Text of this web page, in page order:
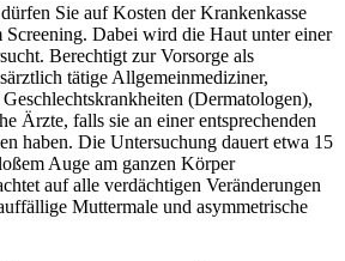
Sie auf Kosten der Krankenkasse
Screening. Dabei wird die Haut unter einer
Berechtigt zur Vorsorge als
tätige Allgemeinmediziner,
(Dermatologen),
Ärzte, falls sie an einer entsprechenden
haben. Die Untersuchung dauert etwa 15
Auge am ganzen Körper
auf alle verdächtigen Veränderungen
Muttermale und asymmetrische